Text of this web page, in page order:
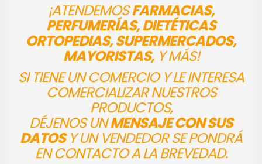
¡ATENDEMOSFARMACIAS,
PERFUMERÍAS, DIETÉTICAS
ORTOPEDIAS, SUPERMERCADOS,
MAYORISTAS,Y MÁS!
SI TIENE UN COMERCIO Y LE INTERESA
COMERCIALIZAR NUESTROS
PRODUCTOS,
DÉJENOS UNMENSAJE CON SUS
DATOSY UN VENDEDOR SE PONDRÁ
EN CONTACTO A LA BREVEDAD.